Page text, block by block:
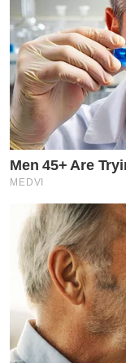
Men 45+ Are
MEDVI